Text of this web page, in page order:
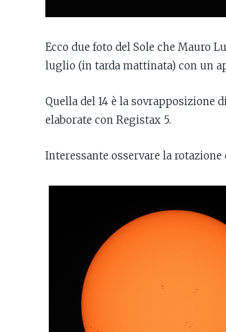
Ecco due foto del Sole che Mauro
luglio (in tarda mattinata) con un
Quella del 14 è la sovrapposizione
elaborate con Registax 5.
Interessante osservare la